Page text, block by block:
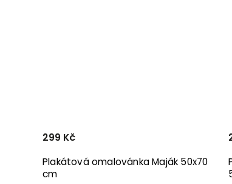
Plakátová omalovánka Maják 50x70
cm
299 Kč